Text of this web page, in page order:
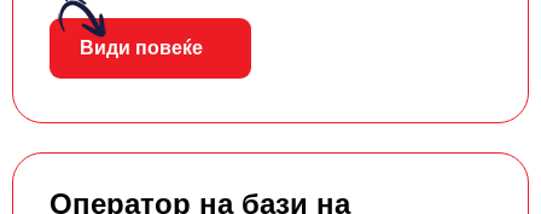
Види повеќе
Оператор на бази на